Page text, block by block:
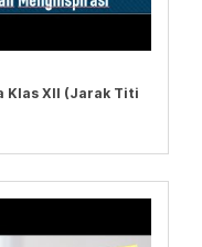
Klas XII (Jarak Titi